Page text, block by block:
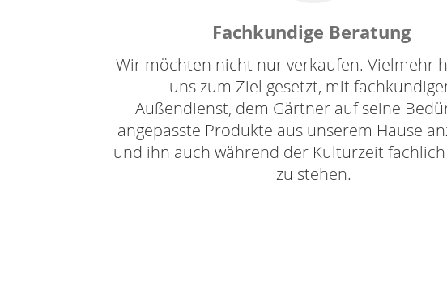
Fachkundige Beratung
Wir möchten nicht nur verkaufen. Vielmehr
uns zum Ziel gesetzt, mit
Außendienst, dem Gärtner auf seine
angepasste Produkte aus unserem Hause
und ihn auch während der Kulturzeit
zu stehen.